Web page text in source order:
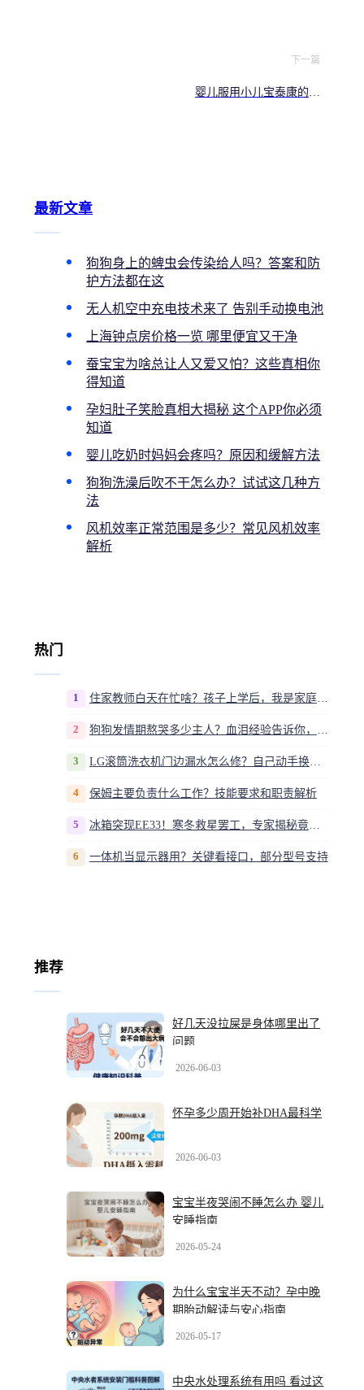
下一篇
婴儿服用小儿宝泰康的注
最新文章
狗狗身上的蜱虫会传染给人吗？答案和防
护方法都在这
无人机空中充电技术来了 告别手动换电池
上海钟点房价格一览 哪里便宜又干净
蚕宝宝为啥总让人又爱又怕？这些真相你
得知道
孕妇肚子笑脸真相大揭秘 这个APP你必须
知道
婴儿吃奶时妈妈会疼吗？原因和缓解方法
狗狗洗澡后吹不干怎么办？试试这几种方
法
风机效率正常范围是多少？常见风机效率
解析
热门
1 住家教师白天在忙啥？孩子上学后，我是家庭运营官
2
3 LG滚筒洗衣机门边漏水怎么修？自己动手换密封圈教程视频
4 保姆主要负责什么工作？技能要求和职责解析
5 冰箱突现EE33！寒冬救星罢工，专家揭秘竟是无解故障？
6 一体机当显示器用？关键看接口，部分型号支持
推荐
好几天没拉屎是身体哪里出了
问题
2026-06-03
怀孕多少周开始补DHA最科学
2026-06-03
宝宝半夜哭闹不睡怎么办 婴儿
安睡指南
2026-05-24
为什么宝宝半天不动？孕中晚
期胎动解读与安心指南
2026-05-17
中央水处理系统有用吗 看过这